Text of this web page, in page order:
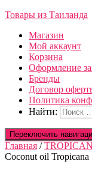
Товары из Таиланда
Магазин
Мой аккаунт
Корзина
Оформление
Бренды
Договор
Политика
Найти:
Переключить
Главная /
Coconut oil Tropicana